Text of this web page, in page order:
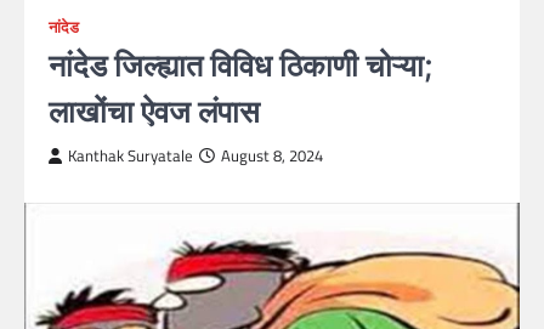
नांदेड
नांदेड जिल्ह्यात विविध ठिकाणी चोऱ्या;
लाखोंचा ऐवज लंपास
Kanthak Suryatale August 8, 2024